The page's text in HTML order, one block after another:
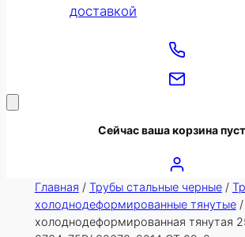
доставкой
Сейчас ваша корзина
Главная / Трубы стальные черные/
холоднодеформированные тянутые/
холоднодеформированная тянутая